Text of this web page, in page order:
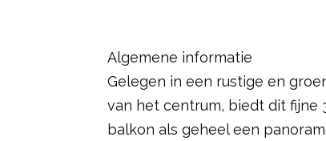
Algemene informatie
Gelegen in een rustige en
van het centrum, biedt dit fijne
balkon als geheel een